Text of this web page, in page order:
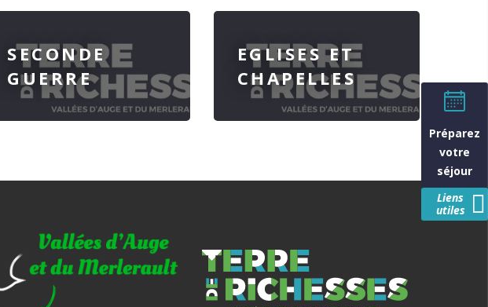
SECONDE
GUERRE
EGLISES ET
CHAPELLES
Préparez
votre
séjour
Liens
utiles